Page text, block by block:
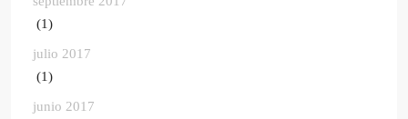
(1)
julio 2017
(1)
junio 2017